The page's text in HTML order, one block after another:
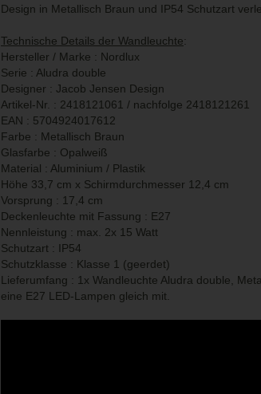
Design in Metallisch Braun und IP54 Schutzart
Technische Details der Wandleuchte:
Hersteller / Marke : Nordlux
Serie : Aludra double
Designer : Jacob Jensen Design
Artikel-Nr. : 2418121061 / nachfolge 2418121261
EAN : 5704924017612
Farbe : Metallisch Braun
Glasfarbe : Opalweiß
Material : Aluminium / Plastik
Höhe 33,7 cm x Schirmdurchmesser 12,4 cm
Vorsprung : 17,4 cm
Deckenleuchte mit Fassung : E27
Nennleistung : max. 2x 15 Watt
Schutzart : IP54
Schutzklasse : Klasse 1 (geerdet)
Lieferumfang : 1x Wandleuchte Aludra double,
eine E27 LED-Lampen gleich mit.